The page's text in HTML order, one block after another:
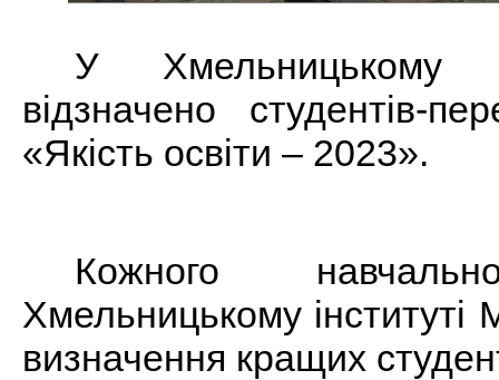
У Хмельницькому
відзначено студентів-
«Якість освіти – 2023».
Кожного
Хмельницькому інституті
визначення кращих